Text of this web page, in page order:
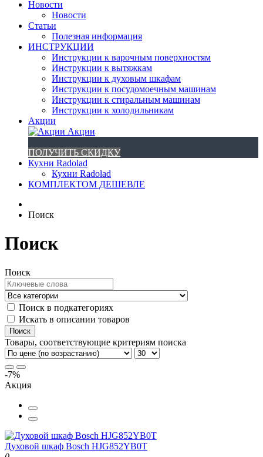
Новости
Новости
Статьи
Полезная информация
ИНСТРУКЦИИ
Инструкции к варочным поверхностям
Инструкции к вытяжкам
Инструкции к духовым шкафам
Инструкции к посудомоечным машинам
Инструкции к стиральным машинам
Инструкции к холодильникам
Акции
Акции
ПОЛУЧИТЬ СКИДКУ
Кухни Radolad
Кухни Radolad
КОМПЛЕКТОМ ДЕШЕВЛЕ
Поиск
Поиск
Поиск
Поиск в подкатегориях
Искать в описании товаров
Товары, соответствующие критериям поиска
-7%
Акция
Духовой шкаф Bosch HJG852YB0T